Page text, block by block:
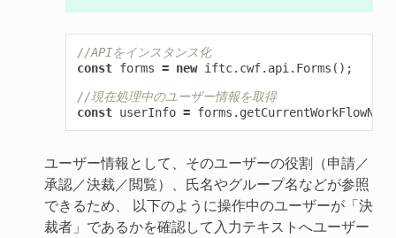
//APIをインスタンス化
const forms = new iftc. cwf. api . Forms ();
//現在処理中のユーザー情報を取得
const userInfo = forms . getCurrentWorkFlowNode
ユーザー情報として、そのユーザーの役割（申請／
承認／決裁／閲覧）、氏名やグループ名などが参照
できるため、 以下のように操作中のユーザーが「決
裁者」であるかを確認して入力テキストへユーザー